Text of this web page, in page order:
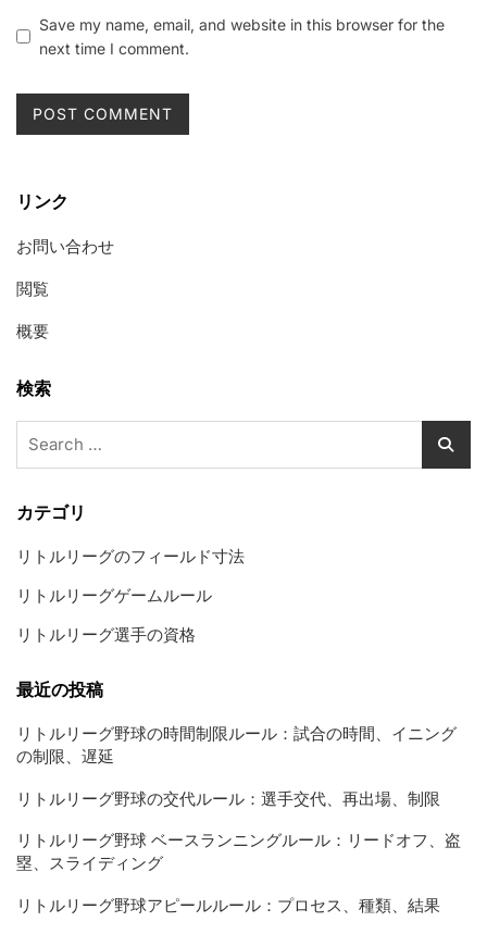
Save my name, email, and website in this browser for the
next time I comment.
リンク
お問い合わせ
閲覧
概要
検索
カテゴリ
リトルリーグのフィールド寸法
リトルリーグゲームルール
リトルリーグ選手の資格
最近の投稿
リトルリーグ野球の時間制限ルール：試合の時間、イニング
の制限、遅延
リトルリーグ野球の交代ルール：選手交代、再出場、制限
リトルリーグ野球 ベースランニングルール：リードオフ、盗
塁、スライディング
リトルリーグ野球アピールルール：プロセス、種類、結果